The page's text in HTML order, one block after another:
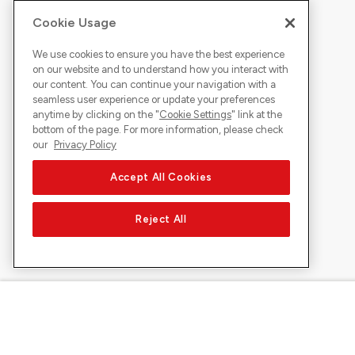
Cookie Usage
We use cookies to ensure you have the best experience
on our website and to understand how you interact with
our content. You can continue your navigation with a
seamless user experience or update your preferences
anytime by clicking on the "Cookie Settings" link at the
bottom of the page. For more information, please check
our Privacy Policy
Accept All Cookies
Reject All